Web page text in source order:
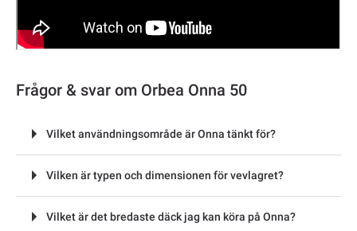
Frågor & svar om Orbea Onna 50
Vilket användningsområde är Onna tänkt för?
Vilken är typen och dimensionen för vevlagret?
Vilket är det bredaste däck jag kan köra på Onna?